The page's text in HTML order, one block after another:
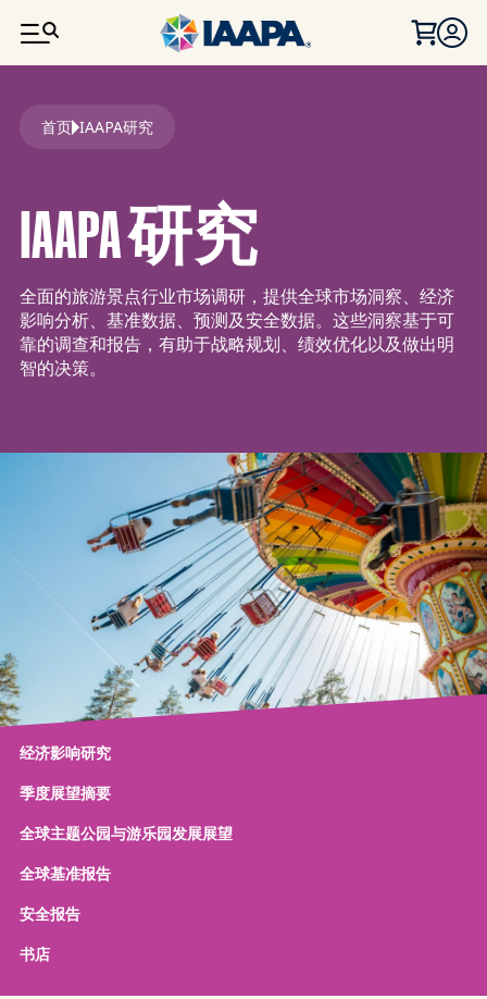
跳转到主要内容
面包屑
首页 IAAPA研究
IAAPA 研究
全面的旅游景点行业市场调研，提供全球市场洞察、经济
影响分析、基准数据、预测及安全数据。这些洞察基于可
靠的调查和报告，有助于战略规划、绩效优化以及做出明
智的决策。
经济影响研究
季度展望摘要
全球主题公园与游乐园发展展望
全球基准报告
安全报告
书店